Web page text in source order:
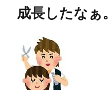
成長したなぁ。